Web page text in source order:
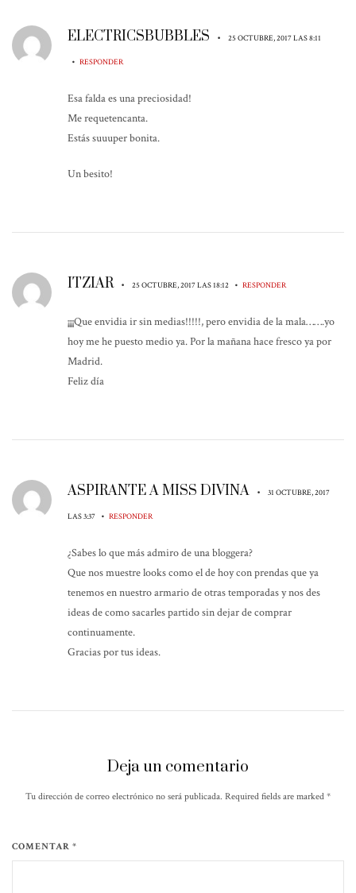
ELECTRICSBUBBLES • 25 OCTUBRE, 2017 LAS 8:11
• RESPONDER
Esa falda es una preciosidad!
Me requetencanta.
Estás suuuper bonita.
Un besito!
ITZIAR • 25 OCTUBRE, 2017 LAS 18:12 • RESPONDER
¡¡¡¡Que envidia ir sin medias!!!!!, pero envidia de la mala…….yo
hoy me he puesto medio ya. Por la mañana hace fresco ya por
Madrid.
Feliz día
ASPIRANTE A MISS DIVINA • 31 OCTUBRE, 2017
LAS 3:37 • RESPONDER
¿Sabes lo que más admiro de una bloggera?
Que nos muestre looks como el de hoy con prendas que ya
tenemos en nuestro armario de otras temporadas y nos des
ideas de como sacarles partido sin dejar de comprar
continuamente.
Gracias por tus ideas.
Deja un comentario
Tu dirección de correo electrónico no será publicada. Required fields are marked *
COMENTAR *